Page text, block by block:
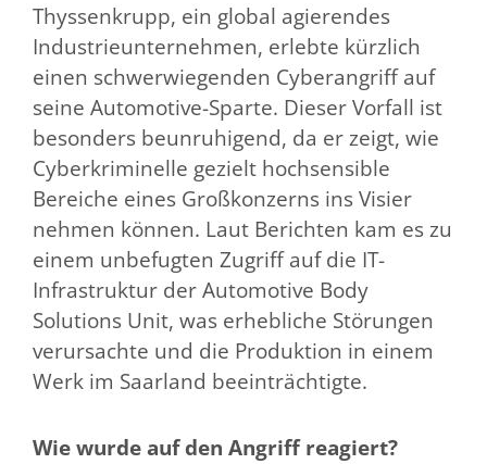
Thyssenkrupp, ein global agierendes
Industrieunternehmen, erlebte kürzlich
einen schwerwiegenden Cyberangriff auf
seine Automotive-Sparte. Dieser Vorfall ist
besonders beunruhigend, da er zeigt, wie
Cyberkriminelle gezielt hochsensible
Bereiche eines Großkonzerns ins Visier
nehmen können. Laut Berichten kam es zu
einem unbefugten Zugriff auf die IT-
Infrastruktur der Automotive Body
Solutions Unit, was erhebliche Störungen
verursachte und die Produktion in einem
Werk im Saarland beeinträchtigte.
Wie wurde auf den Angriff reagiert?